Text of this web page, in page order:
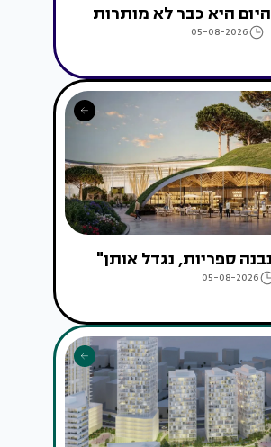
היא כבר לא מותרות
05-08-2026
ספריות, נגדל אותן"
05-08-2026